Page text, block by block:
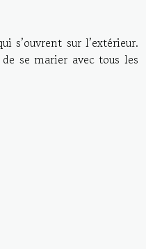
s’ouvrent sur l’extérieur.
se marier avec tous les